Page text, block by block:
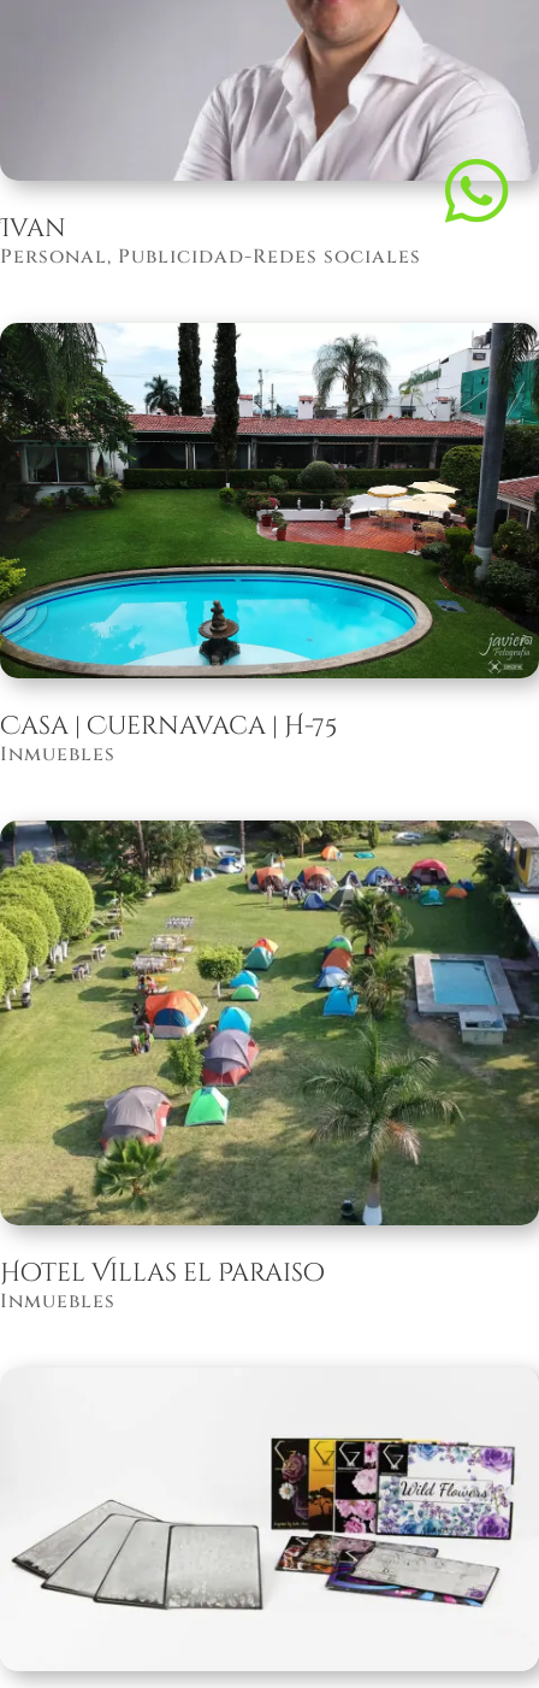
Ivan
Personal, Publicidad-Redes sociales
Casa | Cuernavaca | H-75
Inmuebles
Hotel Villas el Paraiso
Inmuebles
